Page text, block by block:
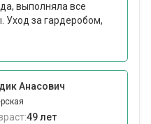
выполняла все
Уход за гардеробом,
Анасович
49 лет